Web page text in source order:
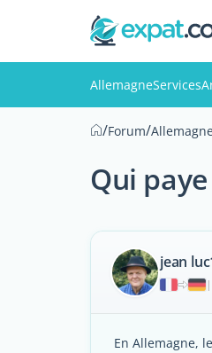
AllemagneServices
/Forum/
Qui
jean
|
En Allemagne,